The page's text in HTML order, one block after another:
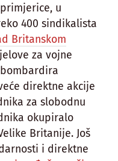
u
400 sindikalista
Britanskom
za vojne
direktne akcije
za slobodnu
okupiralo
Britanije. Još
i direktne